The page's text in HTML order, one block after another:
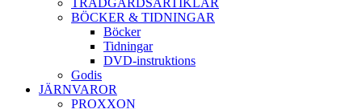
BÖCKER & TIDNINGAR
Böcker
Tidningar
DVD-instruktions
Godis
JÄRNVAROR
PROXXON